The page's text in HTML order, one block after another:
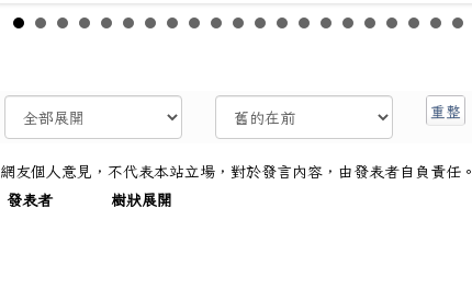
網友個人意見，不代表本站立場，對於發言內容，由發表者自負責任。
發表者
樹狀展開